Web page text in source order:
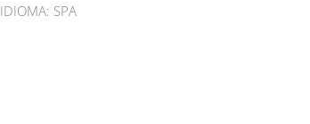
IDIOMA: SPA